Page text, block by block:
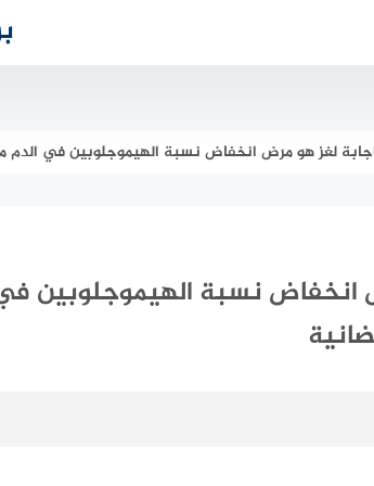
لغز هو مرض انخفاض نسبة الهيموجلوبين في الدم من لغز 2 رمضان من لعبة